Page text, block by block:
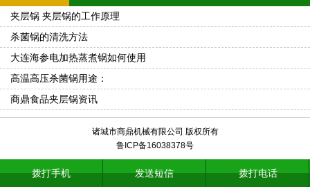
夹层锅 夹层锅的工作原理
杀菌锅的清洗方法
大连海参电加热蒸煮锅如何使用
高温高压杀菌锅用途：
商鼎食品夹层锅资讯
诸城市商鼎机械有限公司 版权所有
鲁ICP备16038378号
拨打手机 发送短信 拨打电话